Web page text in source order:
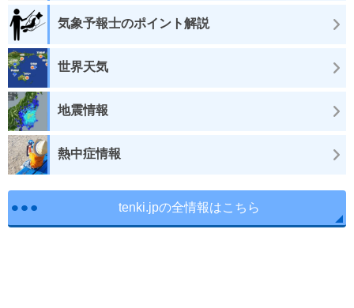
気象予報士のポイント解説
世界天気
地震情報
熱中症情報
tenki.jpの全情報はこちら